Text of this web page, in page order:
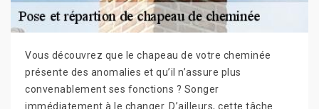
Vous découvrez que le chapeau de votre cheminée
présente des anomalies et qu’il n’assure plus
convenablement ses fonctions ? Songer
immédiatement à le changer. D’ailleurs, cette tâche